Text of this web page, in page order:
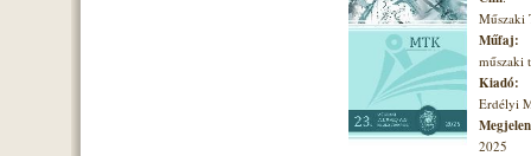
Műszaki
Műfaj:
műszaki
Kiadó:
Erdélyi
2025